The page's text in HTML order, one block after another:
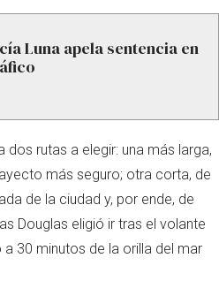
Luna apela sentencia en
dos rutas a elegir: una más larga,
más seguro; otra corta, de
de la ciudad y, por ende, de
Douglas eligió ir tras el volante
30 minutos de la orilla del mar